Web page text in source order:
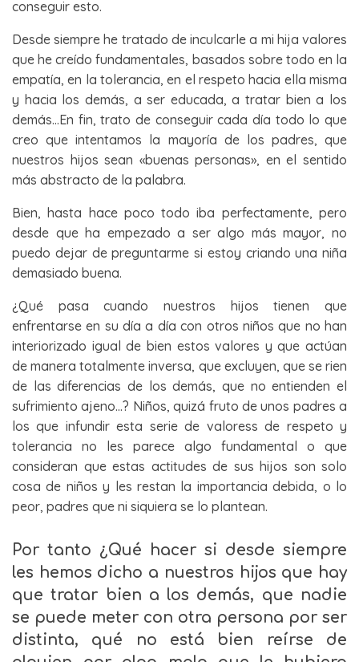
conseguir esto.
Desde siempre he tratado de inculcarle a mi hija valores
que he creído fundamentales, basados sobre todo en la
empatía, en la tolerancia, en el respeto hacia ella misma
y hacia los demás, a ser educada, a tratar bien a los
demás…En fin, trato de conseguir cada día todo lo que
creo que intentamos la mayoría de los padres, que
nuestros hijos sean «buenas personas», en el sentido
más abstracto de la palabra.
Bien, hasta hace poco todo iba perfectamente, pero
desde que ha empezado a ser algo más mayor, no
puedo dejar de preguntarme si estoy criando una niña
demasiado buena.
¿Qué pasa cuando nuestros hijos tienen que
enfrentarse en su día a día con otros niños que no han
interiorizado igual de bien estos valores y que actúan
de manera totalmente inversa, que excluyen, que se rien
de las diferencias de los demás, que no entienden el
sufrimiento ajeno…? Niños, quizá fruto de unos padres a
los que infundir esta serie de valoress de respeto y
tolerancia no les parece algo fundamental o que
consideran que estas actitudes de sus hijos son solo
cosa de niños y les restan la importancia debida, o lo
peor, padres que ni siquiera se lo plantean.
Por tanto ¿Qué hacer si desde siempre
les hemos dicho a nuestros hijos que hay
que tratar bien a los demás, que nadie
se puede meter con otra persona por ser
distinta, qué no está bien reírse de